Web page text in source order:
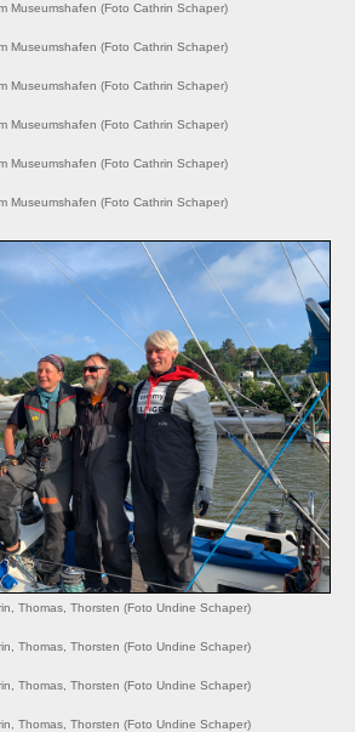
Museumshafen (Foto Cathrin Schaper)
Museumshafen (Foto Cathrin Schaper)
Museumshafen (Foto Cathrin Schaper)
Museumshafen (Foto Cathrin Schaper)
Museumshafen (Foto Cathrin Schaper)
Museumshafen (Foto Cathrin Schaper)
Thomas, Thorsten (Foto Undine Schaper)
Thomas, Thorsten (Foto Undine Schaper)
Thomas, Thorsten (Foto Undine Schaper)
Thomas, Thorsten (Foto Undine Schaper)